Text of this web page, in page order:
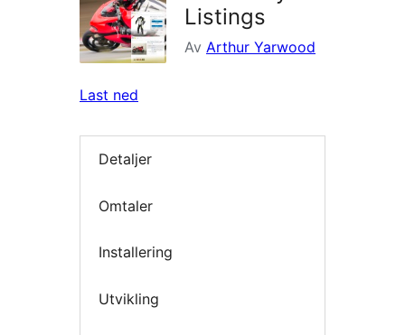
Listings
Av Arthur Yarwood
Last ned
Detaljer
Omtaler
Installering
Utvikling